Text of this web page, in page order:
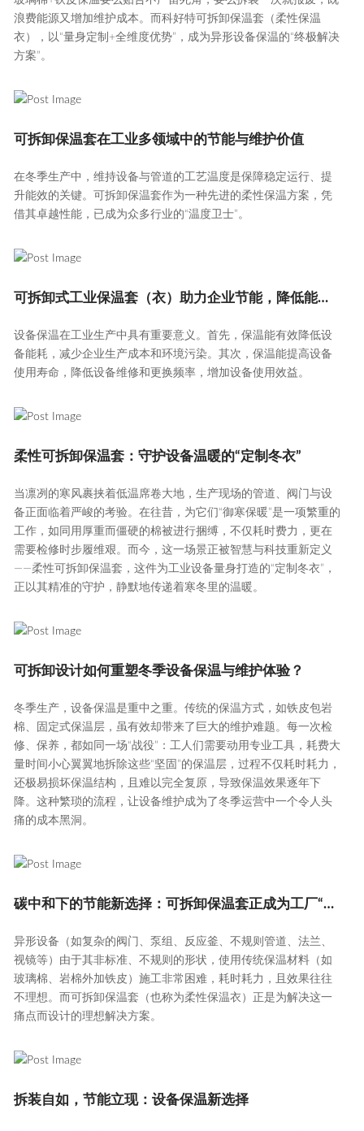
浪费能源又增加维护成本。而科好特可拆卸保温套（柔性保温
衣），以“量身定制+全维度优势”，成为异形设备保温的“终极解决
方案”。
可拆卸保温套在工业多领域中的节能与维护价值
在冬季生产中，维持设备与管道的工艺温度是保障稳定运行、提
升能效的关键。可拆卸保温套作为一种先进的柔性保温方案，凭
借其卓越性能，已成为众多行业的“温度卫士”。
可拆卸式工业保温套（衣）助力企业节能，降低能耗水平
设备保温在工业生产中具有重要意义。首先，保温能有效降低设
备能耗，减少企业生产成本和环境污染。其次，保温能提高设备
使用寿命，降低设备维修和更换频率，增加设备使用效益。
柔性可拆卸保温套：守护设备温暖的“定制冬衣”
当凛冽的寒风裹挟着低温席卷大地，生产现场的管道、阀门与设
备正面临着严峻的考验。在往昔，为它们“御寒保暖”是一项繁重的
工作，如同用厚重而僵硬的棉被进行捆缚，不仅耗时费力，更在
需要检修时步履维艰。而今，这一场景正被智慧与科技重新定义
——柔性可拆卸保温套，这件为工业设备量身打造的“定制冬衣”，
正以其精准的守护，静默地传递着寒冬里的温暖。
可拆卸设计如何重塑冬季设备保温与维护体验？
冬季生产，设备保温是重中之重。传统的保温方式，如铁皮包岩
棉、固定式保温层，虽有效却带来了巨大的维护难题。每一次检
修、保养，都如同一场“战役”：工人们需要动用专业工具，耗费大
量时间小心翼翼地拆除这些“坚固”的保温层，过程不仅耗时耗力，
还极易损坏保温结构，且难以完全复原，导致保温效果逐年下
降。这种繁琐的流程，让设备维护成为了冬季运营中一个令人头
痛的成本黑洞。
碳中和下的节能新选择：可拆卸保温套正成为工厂“节能卫士”
异形设备（如复杂的阀门、泵组、反应釜、不规则管道、法兰、
视镜等）由于其非标准、不规则的形状，使用传统保温材料（如
玻璃棉、岩棉外加铁皮）施工非常困难，耗时耗力，且效果往往
不理想。而可拆卸保温套（也称为柔性保温衣）正是为解决这一
痛点而设计的理想解决方案。
拆装自如，节能立现：设备保温新选择